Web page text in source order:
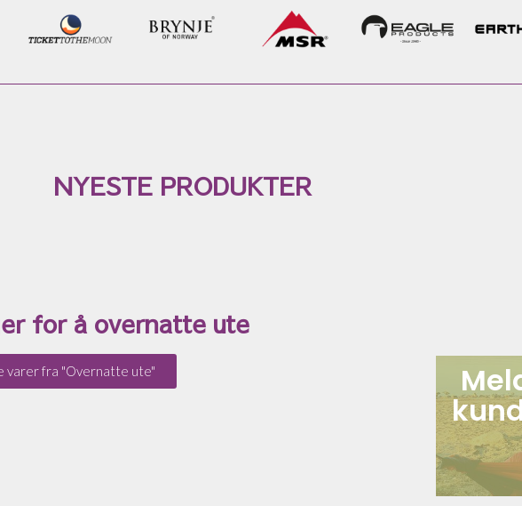
NYESTE PRODUKTER
for å overnatte ute
varer fra "Overnatte ute"